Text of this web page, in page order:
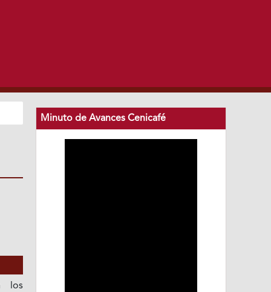
los
Minuto de Avances Cenicafé